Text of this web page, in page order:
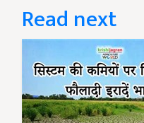
Read next